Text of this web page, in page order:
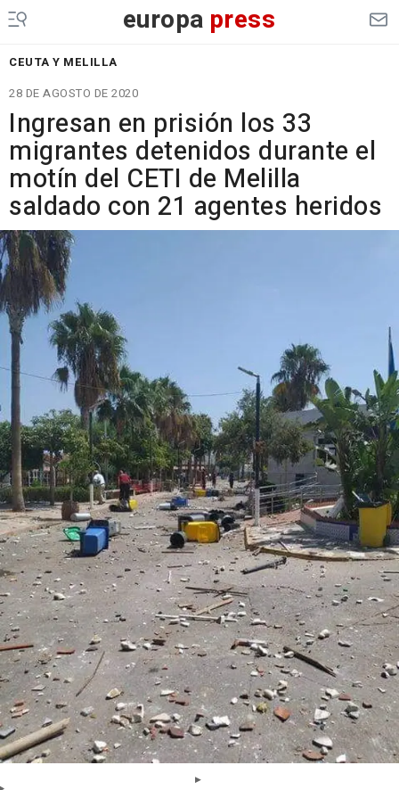
europa press
CEUTA Y MELILLA
28 DE AGOSTO DE 2020
Ingresan en prisión los 33
migrantes detenidos durante el
motín del CETI de Melilla
saldado con 21 agentes heridos